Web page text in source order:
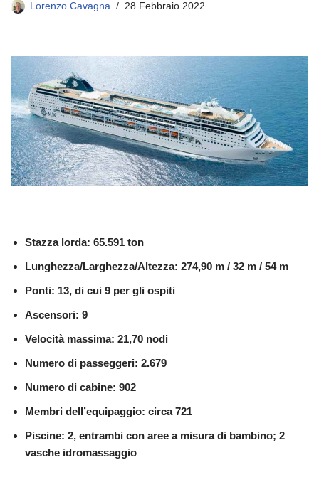
Lorenzo Cavagna 28 Febbraio 2022
Stazza lorda: 65.591 ton
Lunghezza/Larghezza/Altezza: 274,90 m / 32 m / 54 m
Ponti: 13, di cui 9 per gli ospiti
Ascensori: 9
Velocità massima: 21,70 nodi
Numero di passeggeri: 2.679
Numero di cabine: 902
Membri dell’equipaggio: circa 721
Piscine: 2, entrambi con aree a misura di bambino; 2
vasche idromassaggio